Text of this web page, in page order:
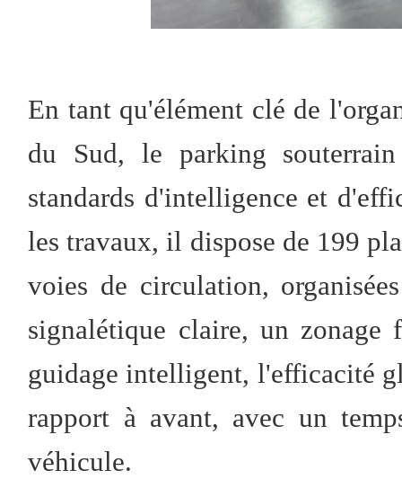
En tant qu'élément clé de
du Sud, le parking
standards d'intelligence et
les travaux, il dispose de 199
voies de circulation,
signalétique claire, un zonage
guidage intelligent, l'efficacité
rapport à avant, avec un
véhicule.